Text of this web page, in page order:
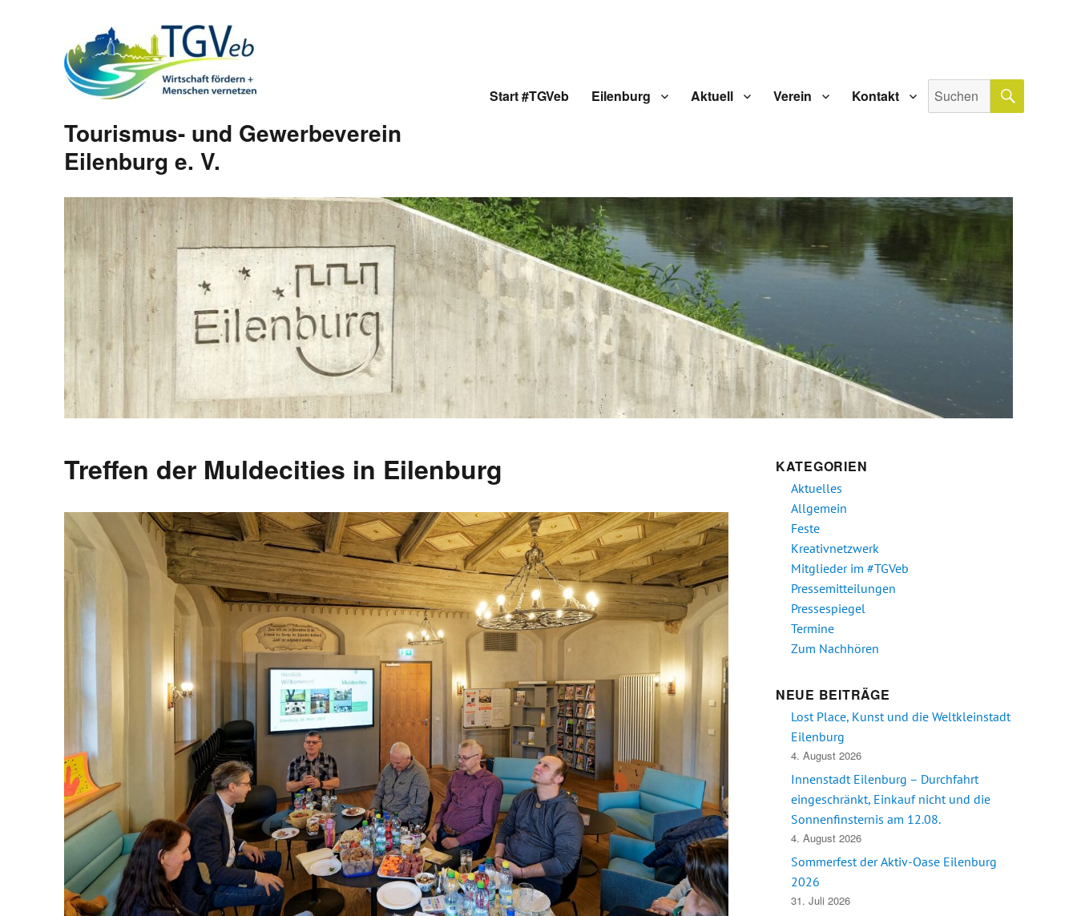
Tourismus- und Gewerbeverein
Eilenburg e. V.
Start #TGVeb Eilenburg Aktuell Verein Kontakt
Suche
nach:
Treffen der Muldecities in Eilenburg KATEGORIEN
Aktuelles
Allgemein
Feste
Kreativnetzwerk
Mitglieder im #TGVeb
Pressemitteilungen
Pressespiegel
Termine
Zum Nachhören
NEUE BEITRÄGE
Lost Place, Kunst und die Weltkleinstadt
Eilenburg
4. August 2026
Innenstadt Eilenburg – Durchfahrt
eingeschränkt, Einkauf nicht und die
Sonnenfinsternis am 12.08.
4. August 2026
Sommerfest der Aktiv-Oase Eilenburg
2026
31. Juli 2026